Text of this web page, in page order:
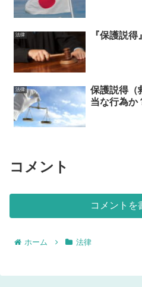
法律 『保護説
法律
保護説得（
当な行為か
コメント
コメントを
ホーム 法律